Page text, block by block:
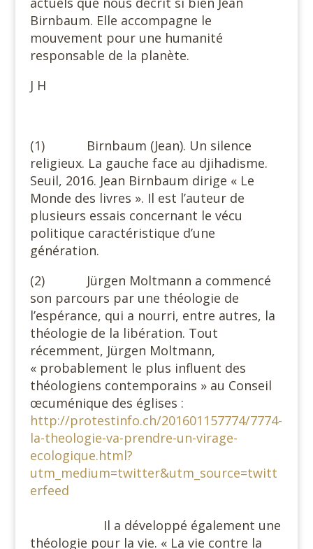
Birnbaum. Elle accompagne le
mouvement pour une humanité
responsable de la planète.
J H
(1) Birnbaum (Jean). Un silence
religieux. La gauche face au djihadisme.
Seuil, 2016. Jean Birnbaum dirige « Le
Monde des livres ». Il est l’auteur de
plusieurs essais concernant le vécu
politique caractéristique d’une
génération.
(2) Jürgen Moltmann a commencé
son parcours par une théologie de
l’espérance, qui a nourri, entre autres, la
théologie de la libération. Tout
récemment, Jürgen Moltmann,
« probablement le plus influent des
théologiens contemporains » au Conseil
œcuménique des églises :
http://protestinfo.ch/201601157774/7774-
la-theologie-va-prendre-un-virage-
ecologique.html?
utm_medium=twitter&utm_source=twitt
erfeed
Il a développé également une
théologie pour la vie. « La vie contre la